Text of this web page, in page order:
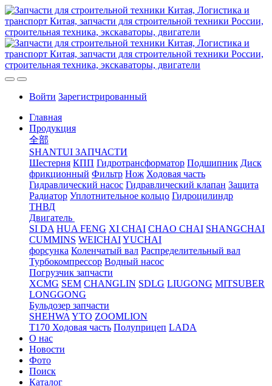
Войти Зарегистрированный
Главная
Продукция
全部
SHANTUI ЗАПЧАСТИ
Шестерня КПП Гидротрансформатор Подшипник Диск
фрикционный Фильтр Нож Ходовая часть
Гидравлический насос Гидравлический клапан Защита
Радиатор Уплотнительное кольцо Гидроцилиндр
ТНВД
Двигатель
SI DA HUA FENG XI CHAI CHAO CHAI SHANGCHAI
CUMMINS WEICHAIYUCHAI
форсунка Коленчатый вал Распределительный вал
Турбокомпрессор Водный насос
Погрузчик запчасти
XCMG SEM CHANGLIN SDLG LIUGONG MITSUBER
LONGGONG
Бульдозер запчасти
SHEHWA YTO ZOOMLION
T170 Ходовая часть Полуприцеп LADA
О нас
Новости
Фото
Поиск
Каталог